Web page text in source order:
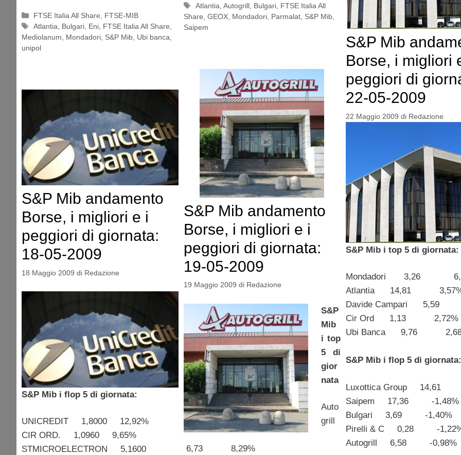
Categorie
FTSE Italia All Share
FTSE-MIB
Tag
Atlantia Bulgari Eni FTSE Italia All Share
Mediolanum
Mondadori S&P Mib Ubi banca
unipol
Tag
Atlantia ,Autogrill Bulgari FTSE Italia All
Share GEOX, Mondadori, Parmalat, S&P Mib,
Saipem
S&P Mib
Borse, i migliori
peggiori di
22-05-2009
22 Maggio 2009 di Redazione
S&P Mib i top 5 di giornata:
Mondadori 3,26
Atlantia 14,81
Davide Campari 5,59
Cir Ord 1,13 2,72%
Ubi Banca 9,76
S&P Mib i flop 5 di giornata:
Luxottica Group 14,61
Saipem 17,36 -1,48%
Bulgari 3,69 -1,40%
Pirelli & C 0,28 -
Autogrill 6,58 -0,98%
S&P Mib andamento
Borse, i migliori e i
peggiori di giornata:
19-05-2009
19 Maggio 2009 di Redazione
S&P
Mib
i top
5 di
gior
nata
Auto
grill
6,73 8,29%
S&P Mib andamento
Borse, i migliori e i
peggiori di giornata:
18-05-2009
18 Maggio 2009 di Redazione
S&P Mib i flop 5 di giornata:
UNICREDIT 1,8000 12,92%
CIR ORD. 1,0960 9,65%
STMICROELECTRON 5,1600